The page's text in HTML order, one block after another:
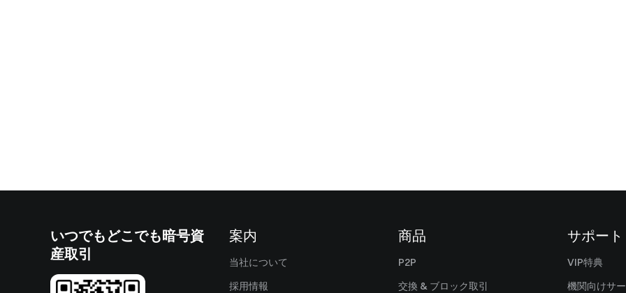
いつでもどこでも暗号資
産取引
案内
当社について
採用情報
商品
P2P
交換 & ブロック取引
サポート
VIP特典
機関向けサ